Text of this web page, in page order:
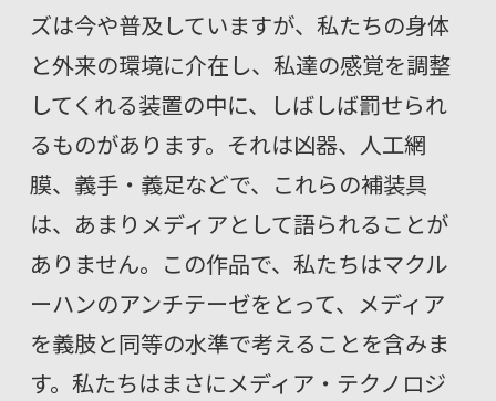
ズは今や普及していますが、私たちの身体
と外来の環境に介在し、私達の感覚を調整
してくれる装置の中に、しばしば罰せられ
るものがあります。それは凶器、人工網
膜、義手・義足などで、これらの補装具
は、あまりメディアとして語られることが
ありません。この作品で、私たちはマクル
ーハンのアンチテーゼをとって、メディア
を義肢と同等の水準で考えることを含みま
す。私たちはまさにメディア・テクノロジ